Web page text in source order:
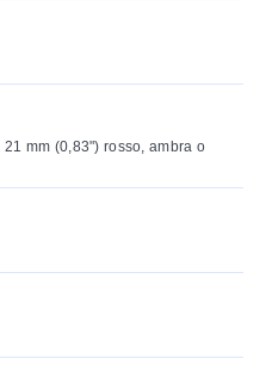
mm (0,83") rosso, ambra o